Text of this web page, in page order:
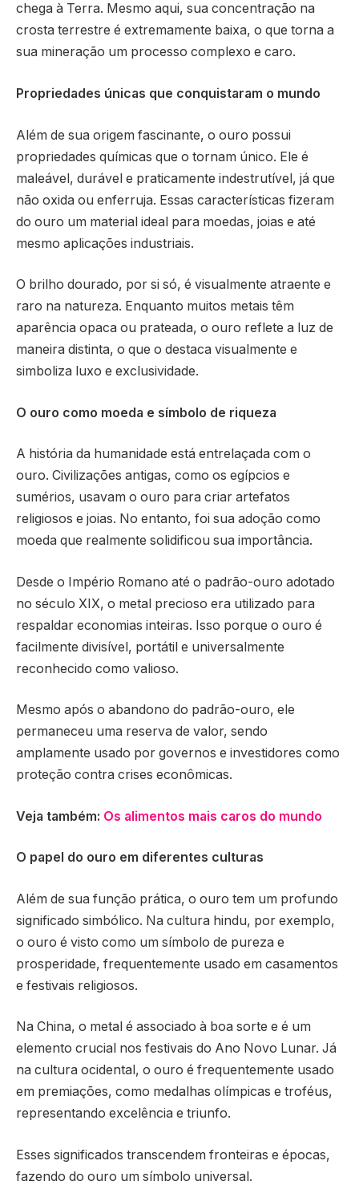
chega à Terra. Mesmo aqui, sua concentração na
crosta terrestre é extremamente baixa, o que torna a
sua mineração um processo complexo e caro.
Propriedades únicas que conquistaram o mundo
Além de sua origem fascinante, o ouro possui
propriedades químicas que o tornam único. Ele é
maleável, durável e praticamente indestrutível, já que
não oxida ou enferruja. Essas características fizeram
do ouro um material ideal para moedas, joias e até
mesmo aplicações industriais.
O brilho dourado, por si só, é visualmente atraente e
raro na natureza. Enquanto muitos metais têm
aparência opaca ou prateada, o ouro reflete a luz de
maneira distinta, o que o destaca visualmente e
simboliza luxo e exclusividade.
O ouro como moeda e símbolo de riqueza
A história da humanidade está entrelaçada com o
ouro. Civilizações antigas, como os egípcios e
sumérios, usavam o ouro para criar artefatos
religiosos e joias. No entanto, foi sua adoção como
moeda que realmente solidificou sua importância.
Desde o Império Romano até o padrão-ouro adotado
no século XIX, o metal precioso era utilizado para
respaldar economias inteiras. Isso porque o ouro é
facilmente divisível, portátil e universalmente
reconhecido como valioso.
Mesmo após o abandono do padrão-ouro, ele
permaneceu uma reserva de valor, sendo
amplamente usado por governos e investidores como
proteção contra crises econômicas.
Veja também: Os alimentos mais caros do mundo
O papel do ouro em diferentes culturas
Além de sua função prática, o ouro tem um profundo
significado simbólico. Na cultura hindu, por exemplo,
o ouro é visto como um símbolo de pureza e
prosperidade, frequentemente usado em casamentos
e festivais religiosos.
Na China, o metal é associado à boa sorte e é um
elemento crucial nos festivais do Ano Novo Lunar. Já
na cultura ocidental, o ouro é frequentemente usado
em premiações, como medalhas olímpicas e troféus,
representando excelência e triunfo.
Esses significados transcendem fronteiras e épocas,
fazendo do ouro um símbolo universal.